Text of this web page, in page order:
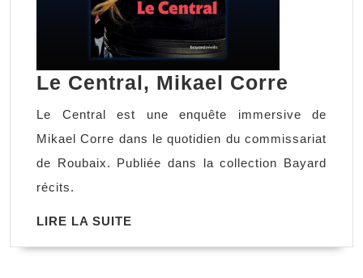
Le Central, Mikael Corre
Mikael
Corre
Le Central est une enquête immersive de
Mikael Corre dans le quotidien du commissariat
de Roubaix. Publiée dans la collection Bayard
récits.
LIRE LA SUITE